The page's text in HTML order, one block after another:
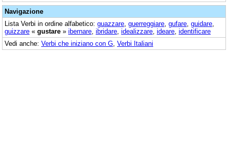
Navigazione
Lista Verbi in ordine alfabetico: guazzare guerreggiare gufare guidare
guizzare « gustare » ibernare ibridare idealizzare ideare identificare
Vedi anche: Verbi che iniziano con G Verbi Italiani